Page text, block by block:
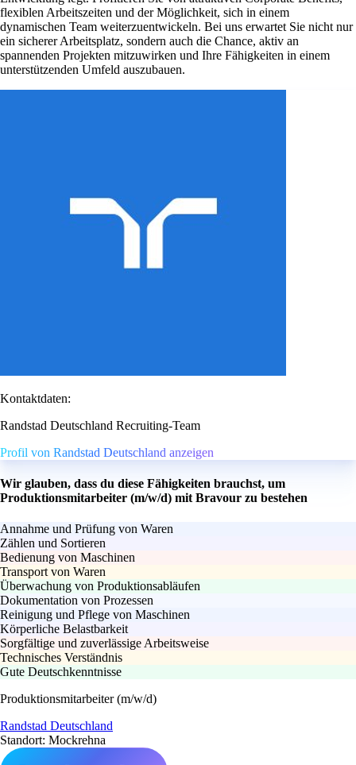
flexiblen Arbeitszeiten und der Möglichkeit, sich in einem
dynamischen Team weiterzuentwickeln. Bei uns erwartet Sie nicht nur
ein sicherer Arbeitsplatz, sondern auch die Chance, aktiv an
spannenden Projekten mitzuwirken und Ihre Fähigkeiten in einem
unterstützenden Umfeld auszubauen.
Kontaktdaten:
Randstad Deutschland Recruiting-Team
Profil von Randstad Deutschland anzeigen
Wir glauben, dass du diese Fähigkeiten brauchst, um
Produktionsmitarbeiter (m/w/d) mit Bravour zu bestehen
Annahme und Prüfung von Waren
Zählen und Sortieren
Bedienung von Maschinen
Transport von Waren
Überwachung von Produktionsabläufen
Dokumentation von Prozessen
Reinigung und Pflege von Maschinen
Körperliche Belastbarkeit
Sorgfältige und zuverlässige Arbeitsweise
Technisches Verständnis
Gute Deutschkenntnisse
Produktionsmitarbeiter (m/w/d)
Randstad Deutschland
Standort: Mockrehna